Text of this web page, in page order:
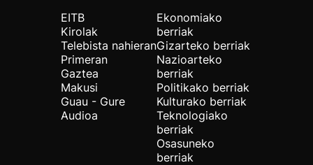
EITB
Kirolak
Telebista nahieran
Primeran
Gaztea
Makusi
Guau - Gure
Audioa
Ekonomiako
berriak
Gizarteko berriak
Nazioarteko
berriak
Politikako berriak
Kulturako berriak
Teknologiako
berriak
Osasuneko
berriak